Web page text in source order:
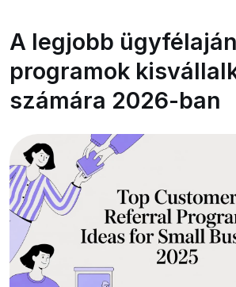
A legjobb
programok
számára 2026-ban